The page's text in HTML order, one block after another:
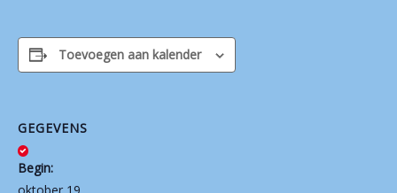
Contact
Toevoegen aan kalender
GEGEVENS
Begin: